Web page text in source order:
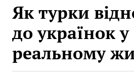
Як турки
до українок у
реальному